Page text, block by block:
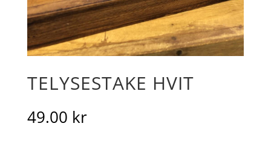
TELYSESTAKE HVIT
49.00 kr